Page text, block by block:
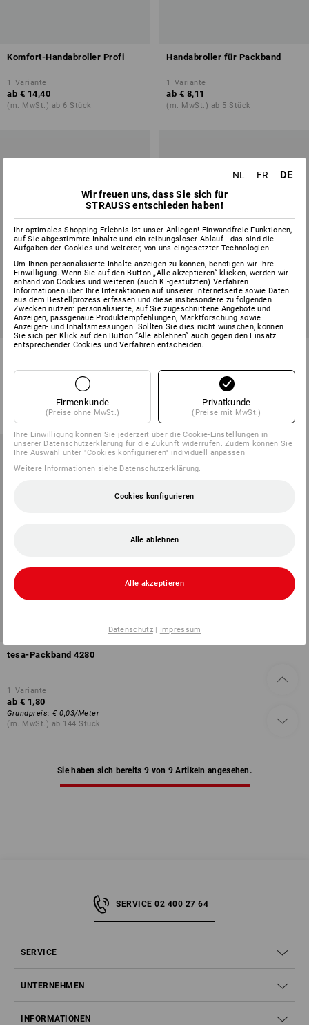
Komfort-Handabroller Profi
1 Variante
ab € 14,40
(m. MwSt.) ab 6 Stück
Handabroller für Packband
1 Variante
ab € 8,11
(m. MwSt.) ab 5 Stück
Klebeband Bruchgefahr
Grundpreis:€ 0,08 /Meter
(m. MwSt.) ab 36 Stück
Filamentband
€ 1,80
Grundpreis:€ 0,04 /Meter
(m. MwSt.) ab 48 Stück
tesa-Packband 4280
1 Variante
ab € 1,80
Grundpreis: € 0,03/Meter
(m. MwSt.) ab 144 Stück
Sie haben sich bereits 9 von 9 Artikeln angesehen.
SERVICE 02 400 27 64
SERVICE
UNTERNEHMEN
INFORMATIONEN
NL FR DE
Wir freuen uns, dass Sie sich für
STRAUSS entschieden haben!
Ihr optimales Shopping-Erlebnis ist unser Anliegen! Einwandfreie Funktionen,
auf Sie abgestimmte Inhalte und ein reibungsloser Ablauf - das sind die
Aufgaben der Cookies und weiterer, von uns eingesetzter Technologien.
Um Ihnen personalisierte Inhalte anzeigen zu können, benötigen wir Ihre
Einwilligung. Wenn Sie auf den Button „Alle akzeptieren“ klicken, werden wir
anhand von Cookies und weiteren (auch KI-gestützten) Verfahren
Informationen über Ihre Interaktionen auf unserer Internetseite sowie Daten
aus dem Bestellprozess erfassen und diese insbesondere zu folgenden
Zwecken nutzen: personalisierte, auf Sie zugeschnittene Angebote und
Anzeigen, passgenaue Produktempfehlungen, Marktforschung sowie
Anzeigen- und Inhaltsmessungen. Sollten Sie dies nicht wünschen, können
Sie sich per Klick auf den Button “Alle ablehnen” auch gegen den Einsatz
entsprechender Cookies und Verfahren entscheiden.
Firmenkunde
(Preise ohne MwSt.)
Privatkunde
(Preise mit MwSt.)
Ihre Einwilligung können Sie jederzeit über dieCookie-Einstellungen in
unserer Datenschutzerklärung für die Zukunft widerrufen. Zudem können Sie
Ihre Auswahl unter "Cookies konfigurieren" individuell anpassen
Weitere Informationen siehe Datenschutzerklärung.
Cookies konfigurieren
Alle ablehnen
Alle akzeptieren
Datenschutz| Impressum